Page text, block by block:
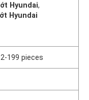
Hyundai,
Hyundai
199 pieces